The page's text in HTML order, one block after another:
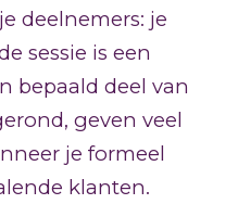
deelnemers: je
sessie is een
bepaald deel van
geven veel
je formeel
klanten.